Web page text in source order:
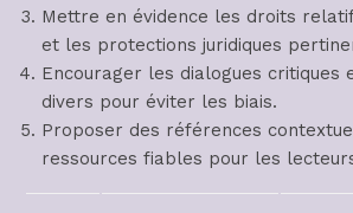
Mettre en évidence les droits
et les protections juridiques
Encourager les dialogues critiques
divers pour éviter les biais.
Proposer des références
ressources fiables pour les